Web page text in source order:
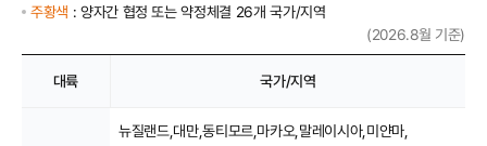
주황색 : 양자간 협정 또는 약정체결 26개 국가/지역
(2026.8월 기준)
대륙 국가/지역
뉴질랜드,대만,동티모르,마카오,말레이시아,미얀마,